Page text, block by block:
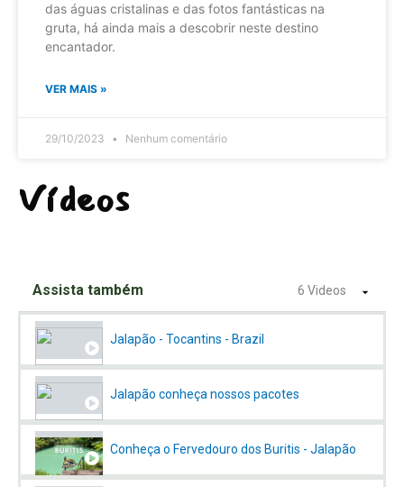
das águas cristalinas e das fotos fantásticas na
gruta, há ainda mais a descobrir neste destino
encantador.
VER MAIS »
29/10/2023 Nenhum comentário
Vídeos
Assista também 6 Videos
Jalapão - Tocantins - Brazil
Jalapão conheça nossos pacotes
Conheça o Fervedouro dos Buritis - Jalapão